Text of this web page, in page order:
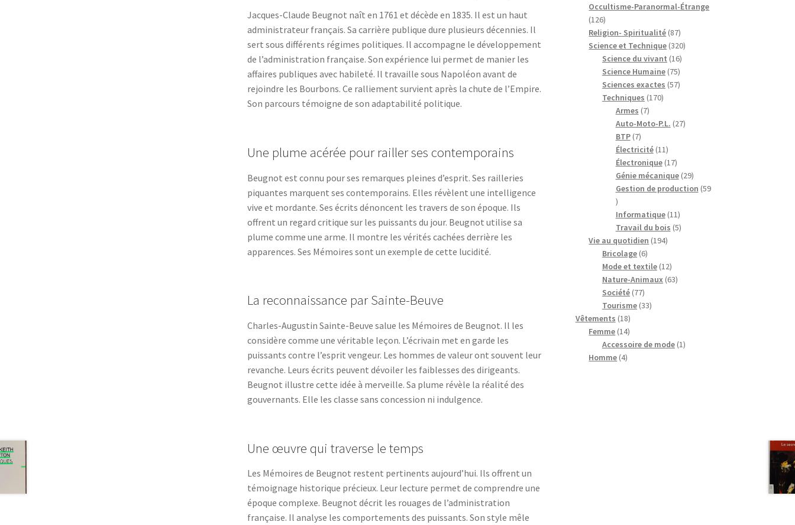
Jacques-Claude Beugnot naît en 1761 et décède en 1835. Il est un haut
administrateur français. Sa carrière publique dure plusieurs décennies. Il
sert sous différents régimes politiques. Il accompagne le développement
de l’administration française. Son expérience lui permet de manier les
affaires publiques avec habileté. Il travaille sous Napoléon avant de
rejoindre les Bourbons. Ce ralliement survient après la chute de l’Empire.
Son parcours témoigne de son adaptabilité politique.
Une plume acérée pour railler ses contemporains
Beugnot est connu pour ses remarques pleines d’esprit. Ses railleries
piquantes marquent ses contemporains. Elles révèlent une intelligence
vive et mordante. Ses écrits dénoncent les travers de son époque. Ils
offrent un regard critique sur les puissants du jour. Beugnot utilise sa
plume comme une arme. Il montre les vérités cachées derrière les
apparences. Ses Mémoires sont un exemple de cette lucidité.
La reconnaissance par Sainte-Beuve
Charles-Augustin Sainte-Beuve salue les Mémoires de Beugnot. Il les
considère comme une véritable leçon. L’écrivain met en garde les
puissants contre l’esprit vengeur. Les hommes de valeur ont souvent leur
revanche. Leurs écrits peuvent dévoiler les faiblesses des dirigeants.
Beugnot illustre cette idée à merveille. Sa plume révèle la réalité des
gouvernants. Elle les classe sans concession ni indulgence.
Une œuvre qui traverse le temps
Les Mémoires de Beugnot restent pertinents aujourd’hui. Ils offrent un
témoignage historique précieux. Leur lecture permet de comprendre une
époque complexe. Beugnot décrit les rouages de l’administration
française. Il analyse les comportements des puissants. Son style mêle
produits
Occultisme-Paranormal-Étrange
126126
produits
Religion- Spiritualité 8787
produits
Science et Technique 320320
Science du vivant 1616
produits
Science Humaine 7575
produits
Sciences exactes 5757
Techniques 170170
Armes 77
produits
Auto-Moto-P.L. 2727
BTP 77
produits
Électricité 1111
produits
Électronique 1717
produits
Génie mécanique 2929
produits
Gestion de production 59
59
produits
Informatique 1111
produits
Travail du bois 55
Vie au quotidien 194194
Bricolage 66
produits
Mode et textile 1212
produits
Nature-Animaux 6363
Société 7777
produits
Tourisme 3333
Vêtements 1818
produits
Femme 1414
produits
Accessoire de mode 11
Homme 44